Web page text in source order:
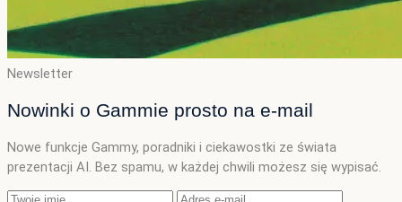
Newsletter
Nowinki o Gammie prosto na e-mail
Nowe funkcje Gammy, poradniki i ciekawostki ze świata
prezentacji AI. Bez spamu, w każdej chwili możesz się wypisać.